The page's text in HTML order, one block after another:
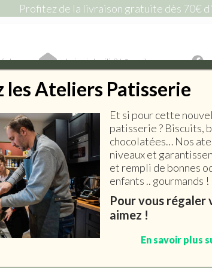
Profitez de la livraison gratuite dès 70€
! lepiceriedemilie26@gmail.com
SALÉE EPICERIE SUCRÉE BOISSONS
Nectar De Pêche Bio
(25cL)
les Ateliers Patisserie
Et si pour cette
patisserie ? Biscuits,
chocolatées… Nos
niveaux et
et rempli de bonnes
enfants .. gourmands !
Pour vous régaler
aimez !
En savoir plus